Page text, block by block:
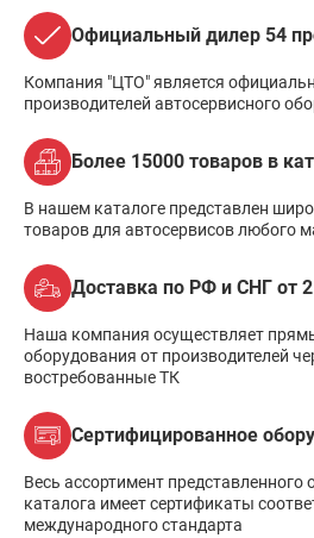
Официальный дилер 54
Компания "ЦТО" является
производителей автосервисного
Более 15000 товаров в
В нашем каталоге представлен
товаров для автосервисов любого
Доставка по РФ и СНГ от
Наша компания осуществляет
оборудования от производителей
востребованные ТК
Сертифицированное
Весь ассортимент
каталога имеет сертификаты
международного стандарта